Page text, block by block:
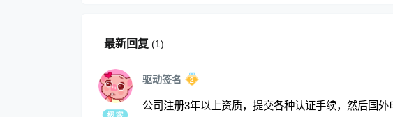
最新回复 (1)
驱动签名
公司注册3年以上资质，提交各种认证手续，然后国